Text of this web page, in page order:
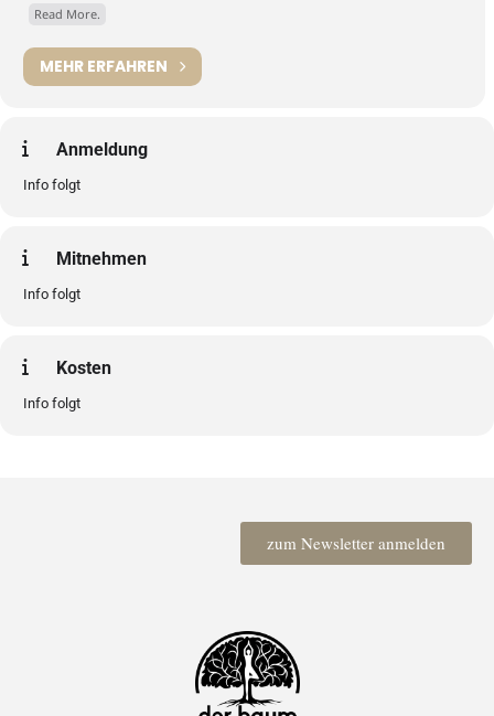
Read More.
MEHR ERFAHREN
Anmeldung
Info folgt
Mitnehmen
Info folgt
Kosten
Info folgt
zum Newsletter anmelden